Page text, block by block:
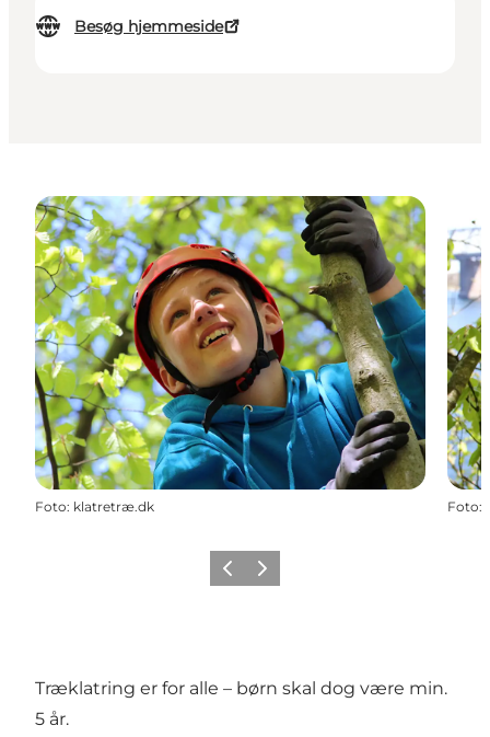
Besøg hjemmeside
Foto: klatretræ.dk Foto:
ForrigeNæste
Træklatring er for alle – børn skal dog være min.
5 år.